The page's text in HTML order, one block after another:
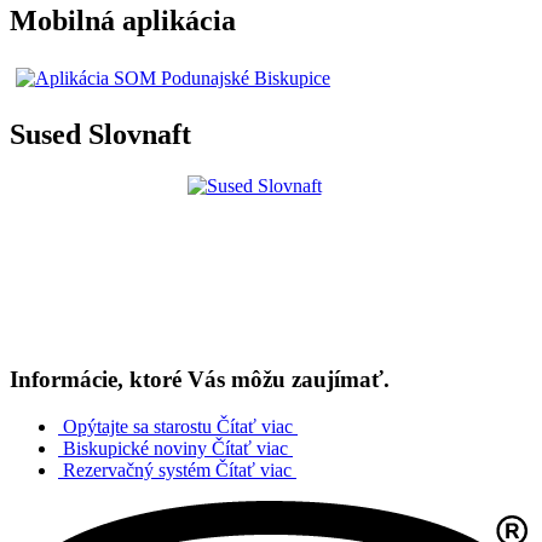
Mobilná aplikácia
Sused Slovnaft
Informácie, ktoré Vás môžu zaujímať.
Opýtajte sa starostu Čítať viac
Biskupické noviny Čítať viac
Rezervačný systém Čítať viac